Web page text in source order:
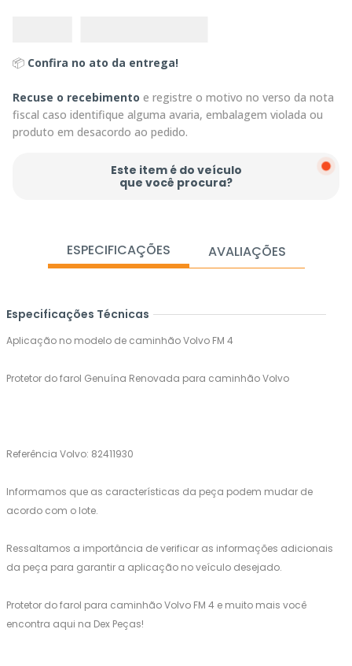
📦 Confira no ato da entrega!
Recuse o recebimento e registre o motivo no verso da nota
fiscal caso identifique alguma avaria, embalagem violada ou
produto em desacordo ao pedido.
Este item é do veículo
que você procura?
ESPECIFICAÇÕES AVALIAÇÕES
Especificações Técnicas
Aplicação no modelo de caminhão Volvo FM 4
Protetor do farol Genuína Renovada para caminhão Volvo
Referência Volvo: 82411930
Informamos que as características da peça podem mudar de
acordo com o lote.
Ressaltamos a importância de verificar as informações adicionais
da peça para garantir a aplicação no veículo desejado.
Protetor do farol para caminhão Volvo FM 4 e muito mais você
encontra aqui na Dex Peças!